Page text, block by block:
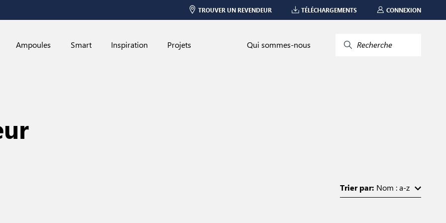
TROUVER UN REVENDEUR TÉLÉCHARGEMENTS CONNEXION
Ampoules Smart Inspiration Projets Qui sommes-nous Recherche
Trier par: Nom : a-z